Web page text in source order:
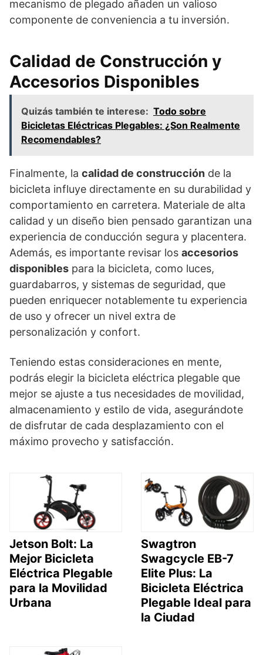
mecanismo de plegado añaden un valioso
componente de conveniencia a tu inversión.
Calidad de Construcción y
Accesorios Disponibles
Quizás también te interese: Todo sobre
Bicicletas Eléctricas Plegables: ¿Son Realmente
Recomendables?
Finalmente, la calidad de construcción de la
bicicleta influye directamente en su durabilidad y
comportamiento en carretera. Materiale de alta
calidad y un diseño bien pensado garantizan una
experiencia de conducción segura y placentera.
Además, es importante revisar los accesorios
disponibles para la bicicleta, como luces,
guardabarros, y sistemas de seguridad, que
pueden enriquecer notablemente tu experiencia
de uso y ofrecer un nivel extra de
personalización y confort.
Teniendo estas consideraciones en mente,
podrás elegir la bicicleta eléctrica plegable que
mejor se ajuste a tus necesidades de movilidad,
almacenamiento y estilo de vida, asegurándote
de disfrutar de cada desplazamiento con el
máximo provecho y satisfacción.
Jetson Bolt: La
Mejor Bicicleta
Eléctrica Plegable
para la Movilidad
Urbana
Swagtron
Swagcycle EB-7
Elite Plus: La
Bicicleta Eléctrica
Plegable Ideal para
la Ciudad